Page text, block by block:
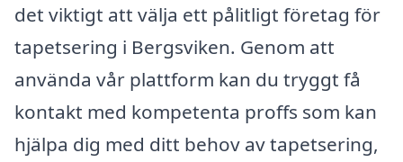
det viktigt att välja ett pålitligt företag för
tapetsering i Bergsviken. Genom att
använda vår plattform kan du tryggt få
kontakt med kompetenta proffs som kan
hjälpa dig med ditt behov av tapetsering,